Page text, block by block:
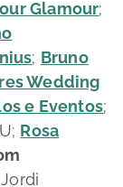
Glamour;
; Bruno
Wedding
e Eventos;
Rosa